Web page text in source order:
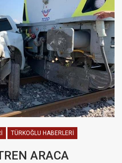
TÜRKOĞLU HABERLERI
ARACA